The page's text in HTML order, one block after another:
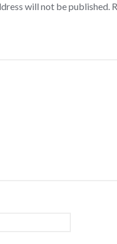
will not be published.